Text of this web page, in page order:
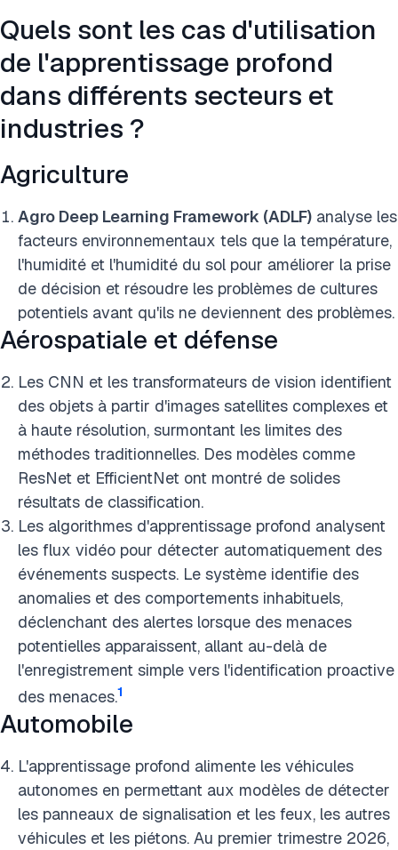
Quels sont les cas d'utilisation
de l'apprentissage profond
dans différents secteurs et
industries ?
Agriculture
Agro Deep Learning Framework (ADLF) analyse les
facteurs environnementaux tels que la température,
l'humidité et l'humidité du sol pour améliorer la prise
de décision et résoudre les problèmes de cultures
potentiels avant qu'ils ne deviennent des problèmes.
Aérospatiale et défense
Les CNN et les transformateurs de vision identifient
des objets à partir d'images satellites complexes et
à haute résolution, surmontant les limites des
méthodes traditionnelles. Des modèles comme
ResNet et EfficientNet ont montré de solides
résultats de classification.
Les algorithmes d'apprentissage profond analysent
les flux vidéo pour détecter automatiquement des
événements suspects. Le système identifie des
anomalies et des comportements inhabituels,
déclenchant des alertes lorsque des menaces
potentielles apparaissent, allant au-delà de
l'enregistrement simple vers l'identification proactive
des menaces.1
Automobile
L'apprentissage profond alimente les véhicules
autonomes en permettant aux modèles de détecter
les panneaux de signalisation et les feux, les autres
véhicules et les piétons. Au premier trimestre 2026,